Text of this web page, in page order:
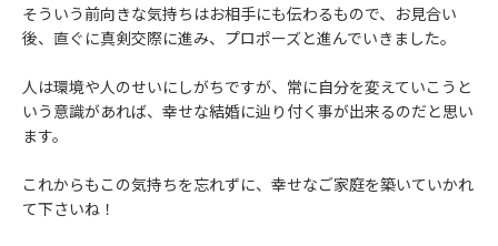
そういう前向きな気持ちはお相手にも伝わるもので、お見合い
後、直ぐに真剣交際に進み、プロポーズと進んでいきました。
人は環境や人のせいにしがちですが、常に自分を変えていこうと
いう意識があれば、幸せな結婚に辿り付く事が出来るのだと思い
ます。
これからもこの気持ちを忘れずに、幸せなご家庭を築いていかれ
て下さいね！